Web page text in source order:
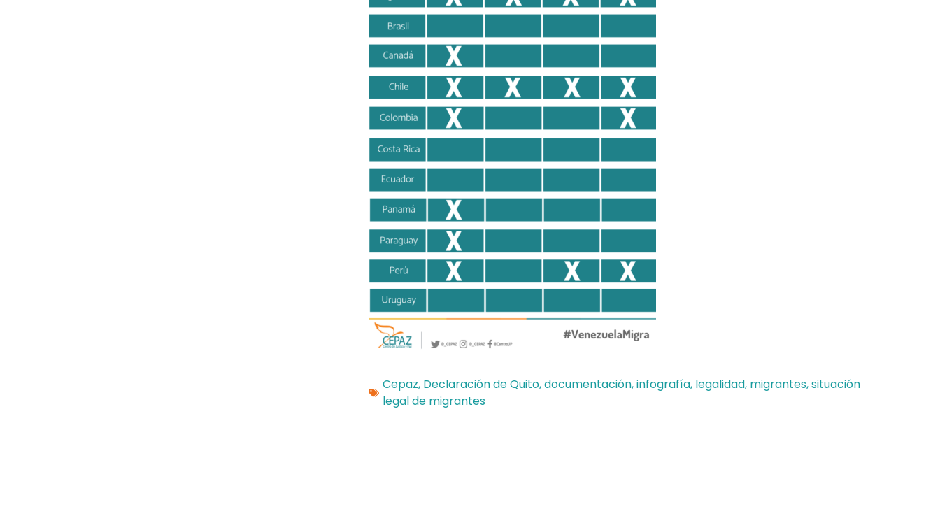
Cepaz, Declaración de Quito,documentación,infografía, legalidad, migrantes,situación
legal de migrantes